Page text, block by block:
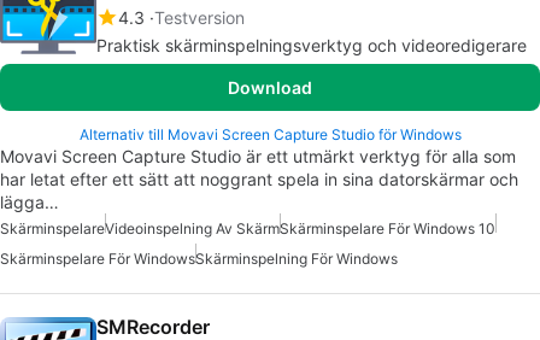
4.3 Testversion
Praktisk skärminspelningsverktyg och videoredigerare
Download
Alternativ till Movavi Screen Capture Studio för Windows
Movavi Screen Capture Studio är ett utmärkt verktyg för alla som
har letat efter ett sätt att noggrant spela in sina datorskärmar och
lägga…
SkärminspelareVideoinspelning Av SkärmSkärminspelare För Windows 10
Skärminspelare För WindowsSkärminspelning För Windows
SMRecorder